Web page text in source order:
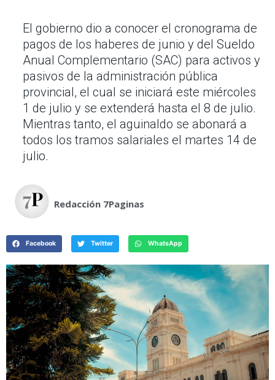
El gobierno dio a conocer el cronograma de
pagos de los haberes de junio y del Sueldo
Anual Complementario (SAC) para activos y
pasivos de la administración pública
provincial, el cual se iniciará este miércoles
1 de julio y se extenderá hasta el 8 de julio.
Mientras tanto, el aguinaldo se abonará a
todos los tramos salariales el martes 14 de
julio.
Redacción 7Paginas
Facebook Twitter WhatsApp